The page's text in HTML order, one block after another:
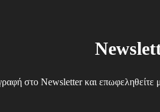
στο Newsletter και